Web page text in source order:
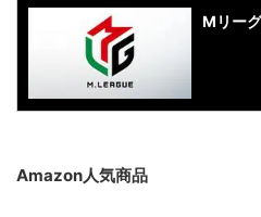
Mリー
Amazon人気商品